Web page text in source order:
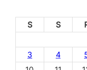
S
S
3
4